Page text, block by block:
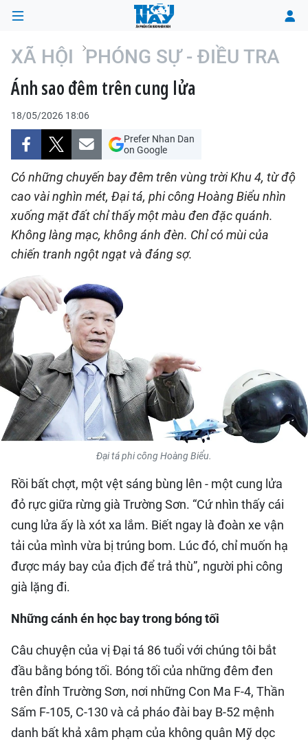
TRANG CHỦ
THỜI SỰ
CHÍNH TRỊ
XÃ HỘI
KINH TẾ
ĐÔ THỊ
VĂN HÓA - VĂN NGHỆ
QUỐC TẾ
THỂ THAO
DU LỊCH
HỒ SƠ - TƯ LIỆU
NHÂN DÂN HẰNG THÁNG
NHÂN DÂN CUỐI TUẦN
XÃ HỘI PHÓNG SỰ - ĐIỀU TRA
Ánh sao đêm trên cung lửa
18/05/2026 18:06
Prefer Nhan Dan
on Google
Có những chuyến bay đêm trên vùng trời Khu 4, từ độ
cao vài nghìn mét, Đại tá, phi công Hoàng Biểu nhìn
xuống mặt đất chỉ thấy một màu đen đặc quánh.
Không làng mạc, không ánh đèn. Chỉ có mùi của
chiến tranh ngột ngạt và đáng sợ.
Đại tá phi công Hoàng Biểu.
Rồi bất chợt, một vệt sáng bùng lên - một cung lửa
đỏ rực giữa rừng già Trường Sơn. “Cứ nhìn thấy cái
cung lửa ấy là xót xa lắm. Biết ngay là đoàn xe vận
tải của mình vừa bị trúng bom. Lúc đó, chỉ muốn hạ
được máy bay của địch để trả thù”, người phi công
già lặng đi.
Những cánh én học bay trong bóng tối
Câu chuyện của vị Đại tá 86 tuổi với chúng tôi bắt
đầu bằng bóng tối. Bóng tối của những đêm đen
trên đỉnh Trường Sơn, nơi những Con Ma F-4, Thần
Sấm F-105, C-130 và cả pháo đài bay B-52 mệnh
danh bất khả xâm phạm của không quân Mỹ dọc